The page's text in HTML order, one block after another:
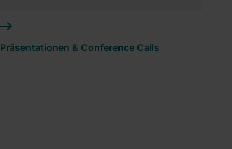
Präsentationen & Conference Calls